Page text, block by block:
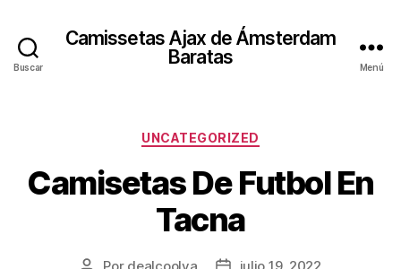
Buscar
Camissetas Ajax de Ámsterdam
Baratas
Menú
Categorías
UNCATEGORIZED
Camisetas De Futbol En
Tacna
Por dealcoolya julio 19, 2022